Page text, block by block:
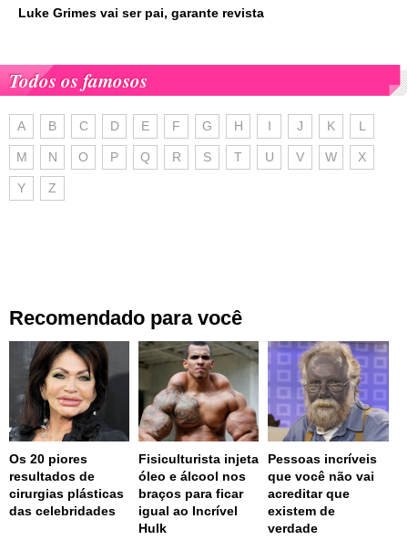
Luke Grimes vai ser pai, garante revista
Todos os famosos
A B C D E F G H I J K L
M N O P Q R S T U V W X
Y Z
Recomendado para você
Os 20 piores
resultados de
cirurgias plásticas
das celebridades
Fisiculturista injeta
óleo e álcool nos
braços para ficar
igual ao Incrível
Hulk
Pessoas incríveis
que você não vai
acreditar que
existem de
verdade